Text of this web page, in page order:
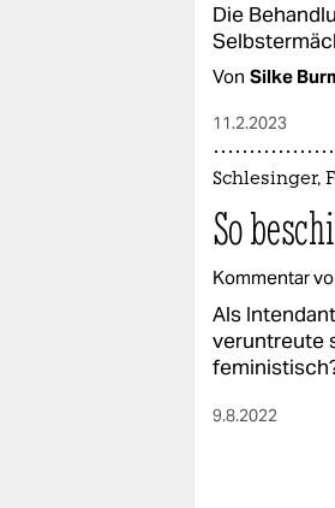
Die
Von Silke
11.2.2023
Schlesinger,
So
Kommentar
Als
veruntreute
9.8.2022